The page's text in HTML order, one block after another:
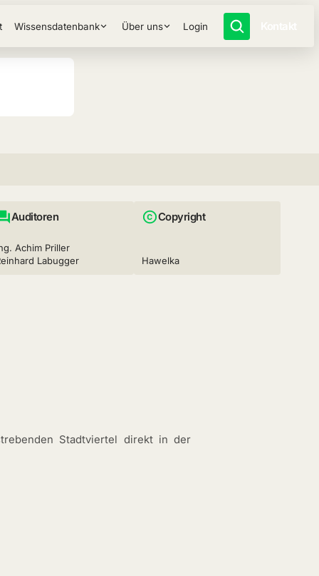
Wissensdatenbank Über uns Login
Auditoren
Achim Priller
Labugger
Copyright
Hawelka
Stadtviertel direkt in der